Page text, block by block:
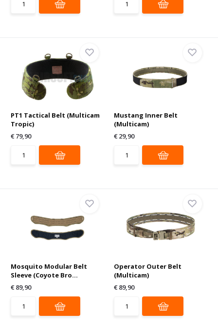
PT1 Tactical Belt (Multicam
Tropic)
€ 79,90
Mustang Inner Belt
(Multicam)
€ 29,90
Mosquito Modular Belt
Sleeve (Coyote Bro...
€ 89,90
Operator Outer Belt
(Multicam)
€ 89,90